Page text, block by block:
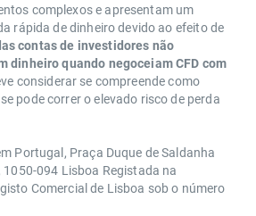
complexos e apresentam um
rápida de dinheiro devido ao efeito de
contas de investidores não
dinheiro quando negoceiam CFD com
considerar se compreende como
pode correr o elevado risco de perda
Portugal, Praça Duque de Saldanha
1050-094 Lisboa Registada na
Comercial de Lisboa sob o número